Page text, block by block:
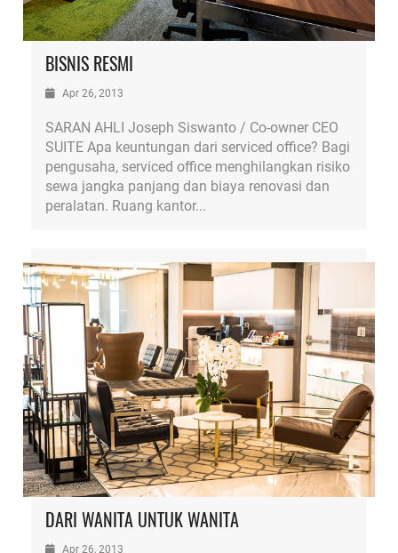
BISNIS RESMI
Apr 26, 2013
SARAN AHLI Joseph Siswanto / Co-owner CEO
SUITE Apa keuntungan dari serviced office? Bagi
pengusaha, serviced office menghilangkan risiko
sewa jangka panjang dan biaya renovasi dan
peralatan. Ruang kantor...
DARI WANITA UNTUK WANITA
Apr 26, 2013